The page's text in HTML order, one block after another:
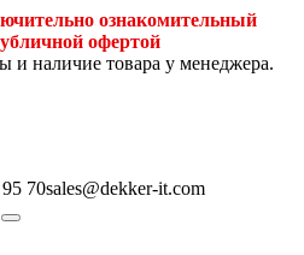
ознакомительный
офертой
и наличие товара у менеджера.
70sales@dekker-it.com